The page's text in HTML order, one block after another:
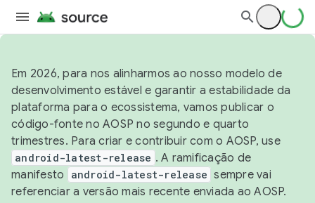
Em 2026, para nos alinharmos ao nosso modelo de
desenvolvimento estável e garantir a estabilidade da
plataforma para o ecossistema, vamos publicar o
código-fonte no AOSP no segundo e quarto
trimestres. Para criar e contribuir com o AOSP, use
android-latest-release . A ramificação de
manifesto
android-latest-release sempre vai
referenciar a versão mais recente enviada ao AOSP.